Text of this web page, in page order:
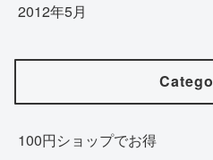
2012年5月
100円ショップでお得